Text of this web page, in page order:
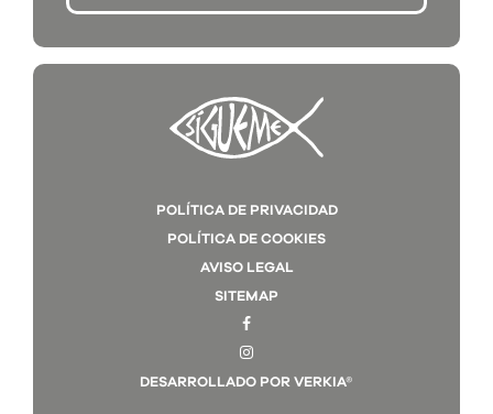
POLÍTICA DE PRIVACIDAD
POLÍTICA DE COOKIES
AVISO LEGAL
SITEMAP
DESARROLLADO POR VERKIA®